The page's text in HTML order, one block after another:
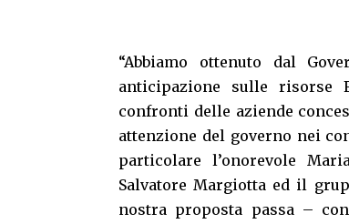
“Abbiamo ottenuto dal
anticipazione sulle risorse
confronti delle aziende
attenzione del governo nei
particolare l’onorevole
Salvatore Margiotta ed il
nostra proposta passa –